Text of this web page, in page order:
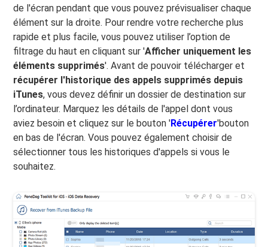
de l'écran pendant que vous pouvez prévisualiser chaque
élément sur la droite. Pour rendre votre recherche plus
rapide et plus facile, vous pouvez utiliser l’option de
filtrage du haut en cliquant sur 'Afficher uniquement les
éléments supprimés'. Avant de pouvoir télécharger et
récupérer l'historique des appels supprimés depuis
iTunes, vous devez définir un dossier de destination sur
l’ordinateur. Marquez les détails de l'appel dont vous
aviez besoin et cliquez sur le bouton 'Récupérer'bouton
en bas de l'écran. Vous pouvez également choisir de
sélectionner tous les historiques d'appels si vous le
souhaitez.